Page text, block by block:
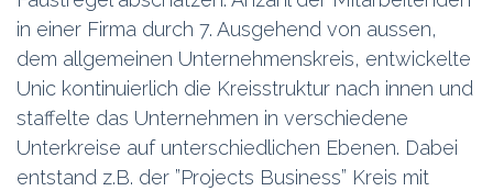
in einer Firma durch 7. Ausgehend von aussen,
dem allgemeinen Unternehmenskreis, entwickelte
Unic kontinuierlich die Kreisstruktur nach innen und
staffelte das Unternehmen in verschiedene
Unterkreise auf unterschiedlichen Ebenen. Dabei
entstand z.B. der ”Projects Business” Kreis mit